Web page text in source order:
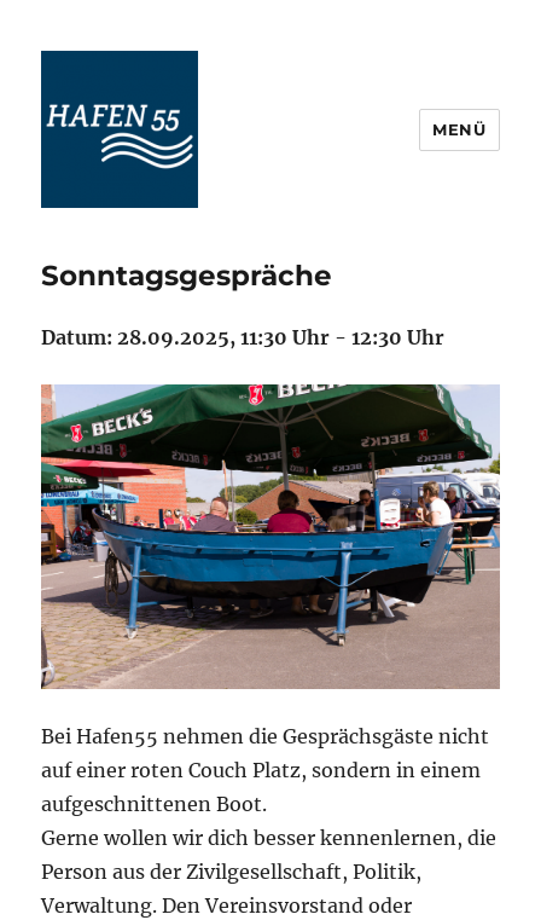
Ostfriesland
MENÜ
Sonntagsgespräche
Datum: 28.09.2025, 11:30 Uhr - 12:30 Uhr
Bei Hafen55 nehmen die Gesprächsgäste nicht
auf einer roten Couch Platz, sondern in einem
aufgeschnittenen Boot.
Gerne wollen wir dich besser kennenlernen, die
Person aus der Zivilgesellschaft, Politik,
Verwaltung. Den Vereinsvorstand oder